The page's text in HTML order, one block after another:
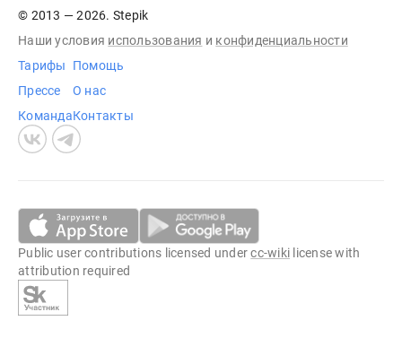
© 2013 — 2026. Stepik
Наши условия использования и конфиденциальности
Тарифы
Прессе
Команда
Помощь
О нас
Контакты
Public user contributions licensed undercc-wiki license with
attribution required